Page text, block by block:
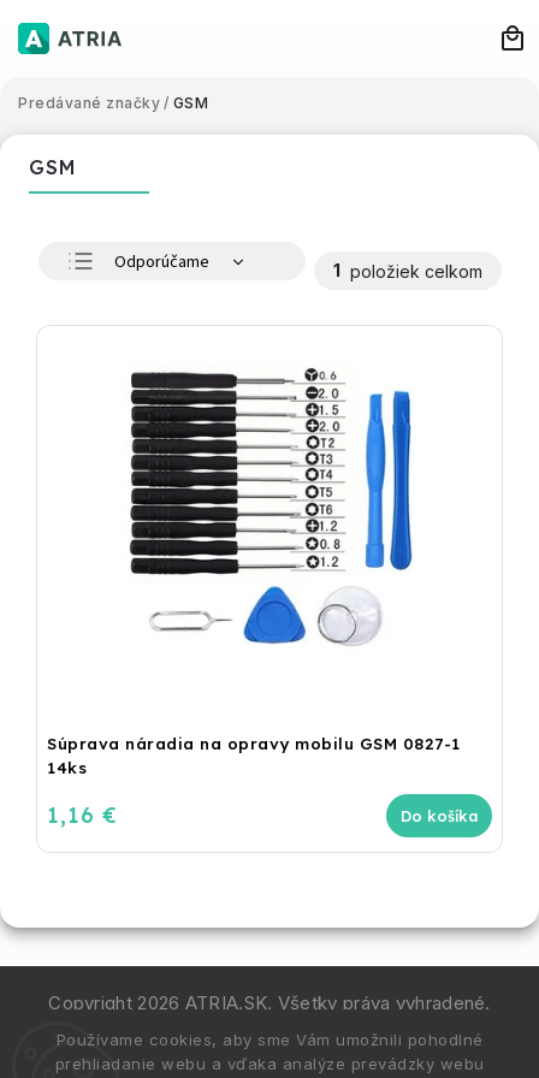
Používame cookies, aby sme Vám umožnili pohodlné
prehliadanie webu a vďaka analýze prevádzky webu
Predávané značky / GSM
GSM
Odporúčame
Najpredávanejšie
Abecedne
1 položiek celkom
Súprava náradia na opravy mobilu GSM 0827-1
14ks
1,16 € Do košíka
Copyright 2026 ATRIA.SK. Všetky práva vyhradené.
Vytvořil Shoptet| DesignShoptak.cz.